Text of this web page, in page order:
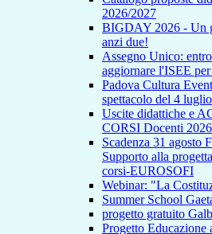
2026/2027
BIGDAY 2026 - Un
anzi due!
Assegno Unico:
aggiornare l'ISEE
Padova Cultura
spettacolo del 4 luglio
Uscite didattiche e
CORSI Docenti
Scadenza 31 agosto
Supporto alla
corsi-EUROSOFI
Webinar: "La
Summer School
progetto gratuito
Progetto Educazione